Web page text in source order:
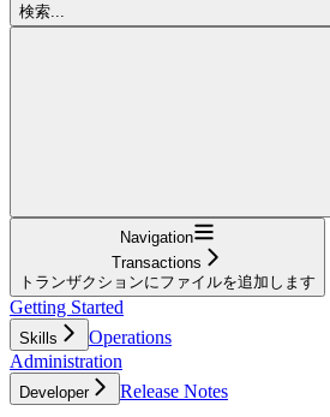
検索...
Navigation
Transactions
トランザクションにファイルを追加します
Getting Started
Skills
Operations
Administration
Developer Release Notes